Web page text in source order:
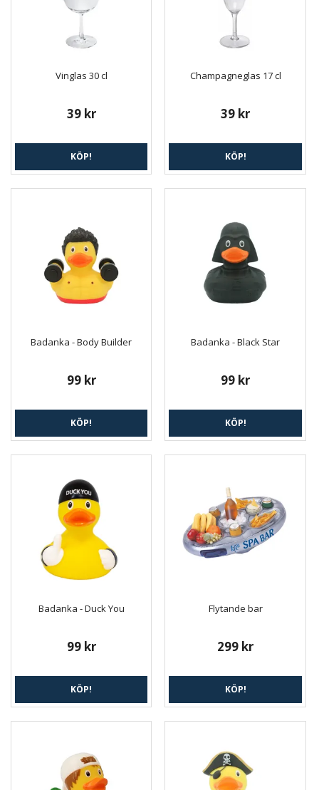
Vinglas 30 cl
39 kr
KÖP!
Champagneglas 17 cl
39 kr
KÖP!
Badanka - Body Builder
99 kr
KÖP!
Badanka - Black Star
99 kr
KÖP!
Badanka - Duck You
99 kr
KÖP!
Flytande bar
299 kr
KÖP!